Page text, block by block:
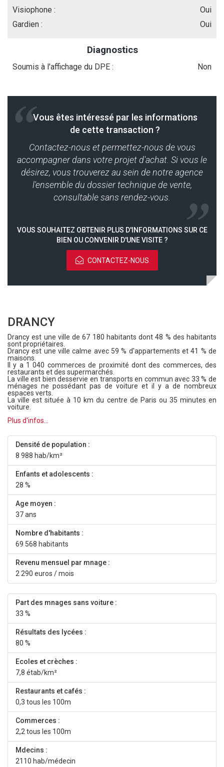
Visiophone :
Oui
Gardien :
Oui
Diagnostics
Soumis à l'affichage du DPE : Non
Vous êtes intéressé par les informations
de cette transaction ?
Contactez-nous et permettez-nous de vous
accompagner dans votre projet d'achat. Si vous le
désirez, vous trouverez au sein de notre agence
l'ensemble du dossier technique de vente,
consultable sans rendez-vous.
VOUS SOUHAITEZ OBTENIR PLUS D'INFORMATIONS SUR CE
BIEN OU CONVENIR D'UNE VISITE ?
CONTACTEZ-NOUS
DRANCY
Drancy est une ville de 67 180 habitants dont 48 % des habitants
sont propriétaires.
Drancy est une ville calme avec 59 % d'appartements et 41 % de
maisons.
Il y a 1 040 commerces de proximité dont des commerces, des
restaurants et des supermarchés.
La ville est bien desservie en transports en commun avec 33 % de
ménages ne possédant pas de voiture et il y a de nombreux
espaces verts.
La ville est située à 10 km du centre de Paris ou 35 minutes en
voiture.
Plus d'infos...
Densité de population :
8 988 hab/km²
Enfants et adolescents :
28 %
Age moyen :
37 ans
Nombre d'habitants :
69 568 habitants
Revenu mensuel par mnage :
2 290 euros / mois
Part des mnages sans voiture :
33 %
Résultats des lycées :
80 %
Ecoles et crèches :
7,8 étab/km²
Restaurants et cafés :
0,3 tous les 100m
Commerces :
2,2 tous les 100m
Mdecins :
2110 hab/médecin